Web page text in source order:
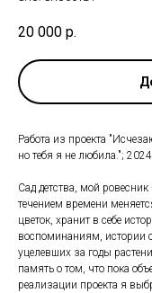
20 000 р.
Работа из проекта
но тебя я не любила.";
Сад детства, мой
течением времени
цветок, хранит в себе
воспоминаниям, истории
уцелевших за годы
память о том, что пока
реализации проекта я